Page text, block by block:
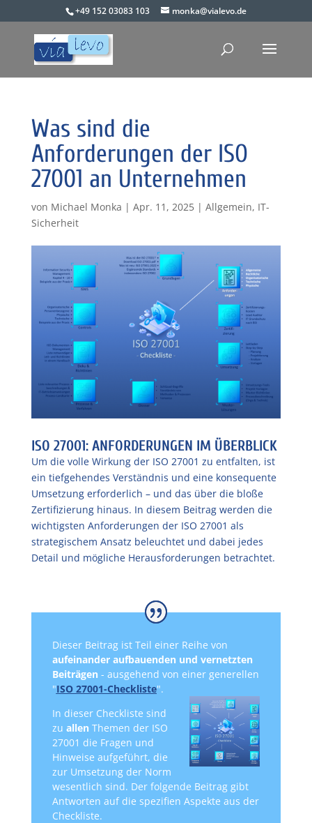
+49 152 03083 103 monka@vialevo.de
Was sind die
Anforderungen der ISO
27001 an Unternehmen
von Michael Monka | Apr. 11, 2025| Allgemein, IT-
Sicherheit
ISO 27001: ANFORDERUNGEN IM ÜBERBLICK
Um die volle Wirkung der ISO 27001 zu entfalten, ist
ein tiefgehendes Verständnis und eine konsequente
Umsetzung erforderlich – und das über die bloße
Zertifizierung hinaus. In diesem Beitrag werden die
wichtigsten Anforderungen der ISO 27001 als
strategischem Ansatz beleuchtet und dabei jedes
Detail und mögliche Herausforderungen betrachtet.
Dieser Beitrag ist Teil einer Reihe von
aufeinander aufbauenden und vernetzten
Beiträgen - ausgehend von einer generellen
"ISO 27001-Checkliste".
In dieser Checkliste sind
zu allen Themen der ISO
27001 die Fragen und
Hinweise aufgeführt, die
zur Umsetzung der Norm
wesentlich sind. Der folgende Beitrag gibt
Antworten auf die spezifien Aspekte aus der
Checkliste.